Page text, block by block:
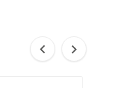
 